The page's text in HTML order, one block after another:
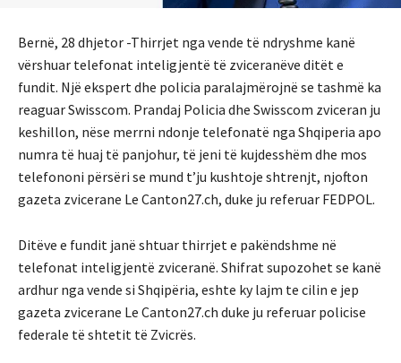
Bernë, 28 dhjetor -Thirrjet nga vende të ndryshme kanë
vërshuar telefonat inteligjentë të zviceranëve ditët e
fundit. Një ekspert dhe policia paralajmërojnë se tashmë ka
reaguar Swisscom. Prandaj Policia dhe Swisscom zviceran ju
keshillon, nëse merrni ndonje telefonatë nga Shqiperia apo
numra të huaj të panjohur, të jeni të kujdesshëm dhe mos
telefononi përsëri se mund t’ju kushtoje shtrenjt, njofton
gazeta zvicerane Le Canton27.ch, duke ju referuar FEDPOL.
Ditëve e fundit janë shtuar thirrjet e pakëndshme në
telefonat inteligjentë zviceranë. Shifrat supozohet se kanë
ardhur nga vende si Shqipëria, eshte ky lajm te cilin e jep
gazeta zvicerane Le Canton27.ch duke ju referuar policise
federale të shtetit të Zvicrës.